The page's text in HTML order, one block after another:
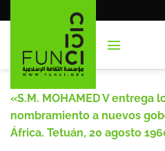
al
«S.M. MOHAMED V entrega
nombramiento a nuevos
África. Tetuán, 20 agosto